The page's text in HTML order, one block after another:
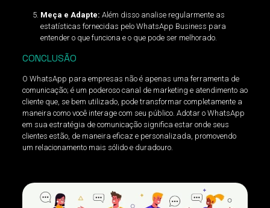
Meça e Adapte: Além disso analise regularmente as
estatísticas fornecidas pelo WhatsApp Business para
entender o que funciona e o que pode ser melhorado.
CONCLUSÃO
O WhatsApp para empresas não é apenas uma ferramenta de
comunicação; é um poderoso canal de marketing e atendimento ao
cliente que, se bem utilizado, pode transformar completamente a
maneira como você interage com seu público. Adotar o WhatsApp
em sua estratégia de comunicação significa estar onde seus
clientes estão, de maneira eficaz e personalizada, promovendo
um relacionamento mais sólido e duradouro.